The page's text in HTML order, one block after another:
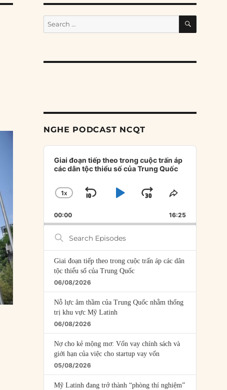
Search
for:
SEARCH
NGHE PODCAST NCQT
Audio
Player
Giai đoạn tiếp theo trong cuộc trấn áp
các dân tộc thiểu số của Trung Quốc
CHANGE
RATE
1X
SKIP
BACKWARD
PLAYJUMP
FORWARD
SHARE
EPISODE
00:00 16:25
Search
Episodes
Giai đoạn tiếp theo trong cuộc trấn áp các dân
tộc thiểu số của Trung Quốc
06/08/2026
Nỗ lực âm thầm của Trung Quốc nhằm thống
trị khu vực Mỹ Latinh
06/08/2026
Nợ cho kẻ mộng mơ: Vốn vay chính sách và
giới hạn của việc cho startup vay vốn
05/08/2026
Mỹ Latinh đang trở thành “phòng thí nghiệm”